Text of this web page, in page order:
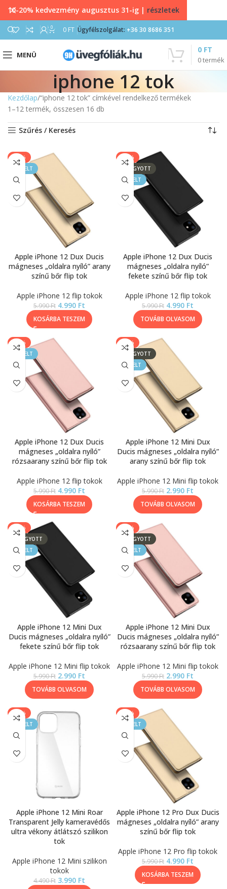
0 0 FT Ügyfélszolgálat: +36 30 8686 351
MENÜ
0termék
0 FT
iphone 12 tok
Kezdőlap “iphone 12 tok” címkével rendelkező termékek
1–12 termék, összesen 16 db
Szűrés / Keresés
-17%
KIEMELT
Apple iPhone 12 Dux Ducis
mágneses „oldalra nyíló” arany
színű bőr flip tok
Apple iPhone 12 flip tokok
5.990Ft 4.990 Ft
KOSÁRBA TESZEM
-17%
ELFOGYOTT
KIEMELT
Apple iPhone 12 Dux Ducis
mágneses „oldalra nyíló”
fekete színű bőr flip tok
Apple iPhone 12 flip tokok
5.990Ft 4.990 Ft
TOVÁBB OLVASOM
-17%
KIEMELT
Apple iPhone 12 Dux Ducis
mágneses „oldalra nyíló”
rózsaarany színű bőr flip tok
Apple iPhone 12 flip tokok
5.990Ft 4.990 Ft
KOSÁRBA TESZEM
-50%
ELFOGYOTT
KIEMELT
Apple iPhone 12 Mini Dux
Ducis mágneses „oldalra nyíló”
arany színű bőr flip tok
Apple iPhone 12 Mini flip tokok
5.990Ft 2.990 Ft
TOVÁBB OLVASOM
-50%
ELFOGYOTT
KIEMELT
Apple iPhone 12 Mini Dux
Ducis mágneses „oldalra nyíló”
fekete színű bőr flip tok
Apple iPhone 12 Mini flip tokok
5.990Ft 2.990 Ft
TOVÁBB OLVASOM
-50%
ELFOGYOTT
KIEMELT
Apple iPhone 12 Mini Dux
Ducis mágneses „oldalra nyíló”
rózsaarany színű bőr flip tok
Apple iPhone 12 Mini flip tokok
5.990Ft 2.990 Ft
TOVÁBB OLVASOM
-11%
KIEMELT
Apple iPhone 12 Mini Roar
Transparent Jelly kameravédős
ultra vékony átlátszó szilikon
tok
Apple iPhone 12 Mini szilikon
tokok
4.490Ft 3.990 Ft
-17%
KIEMELT
Apple iPhone 12 Pro Dux Ducis
mágneses „oldalra nyíló” arany
színű bőr flip tok
Apple iPhone 12 Pro flip tokok
5.990Ft 4.990 Ft
KOSÁRBA TESZEM
10-20% kedvezmény augusztus 31-ig | részletek